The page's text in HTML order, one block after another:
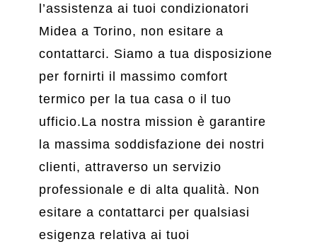
l’assistenza ai tuoi condizionatori
Midea a Torino, non esitare a
contattarci. Siamo a tua disposizione
per fornirti il massimo comfort
termico per la tua casa o il tuo
ufficio.La nostra mission è garantire
la massima soddisfazione dei nostri
clienti, attraverso un servizio
professionale e di alta qualità. Non
esitare a contattarci per qualsiasi
esigenza relativa ai tuoi